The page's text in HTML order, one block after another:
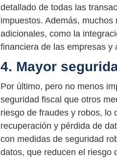
detallado de todas las
impuestos. Además,
adicionales, como la
financiera de las empresas y
4. Mayor
Por último, pero no menos
seguridad fiscal que otros
riesgo de fraudes y robos, lo
recuperación y pérdida de
con medidas de seguridad
datos, que reducen el riesgo